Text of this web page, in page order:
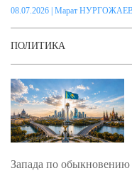
08.07.2026 Марат
ПОЛИТИКА
Запада по обыкновению